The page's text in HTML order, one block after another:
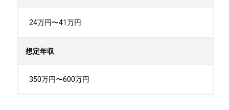
24万円〜41万円
想定年収
350万円〜600万円